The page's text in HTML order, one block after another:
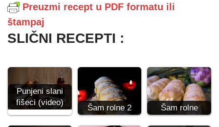
Preuzmi recept u PDF formatu ili
štampaj
SLIČNI RECEPTI :
Punjeni slani
fišeci (video)
Šam rolne 2 Šam rolne